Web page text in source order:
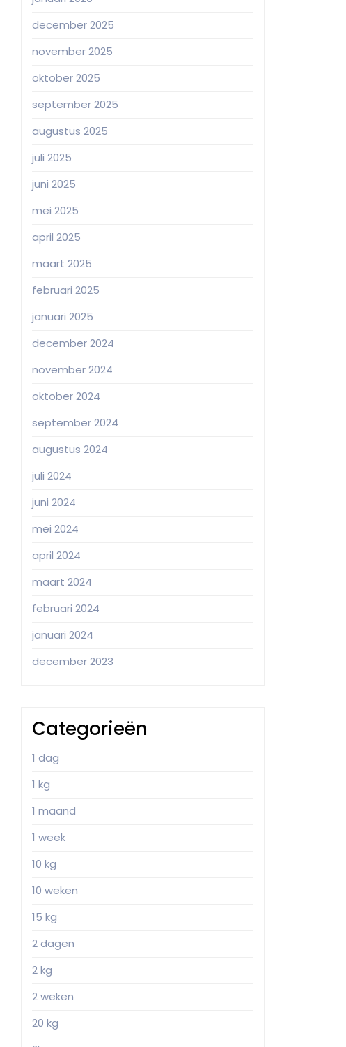
december 2025
november 2025
oktober 2025
september 2025
augustus 2025
juli 2025
juni 2025
mei 2025
april 2025
maart 2025
februari 2025
januari 2025
december 2024
november 2024
oktober 2024
september 2024
augustus 2024
juli 2024
juni 2024
mei 2024
april 2024
maart 2024
februari 2024
januari 2024
december 2023
Categorieën
1 dag
1 kg
1 maand
1 week
10 kg
10 weken
15 kg
2 dagen
2 kg
2 weken
20 kg